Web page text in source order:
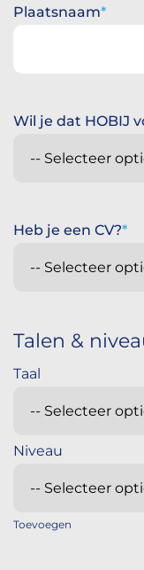
Plaatsnaam
Wil je dat HOBIJ
Heb je een CV?
Talen &
Toevoegen